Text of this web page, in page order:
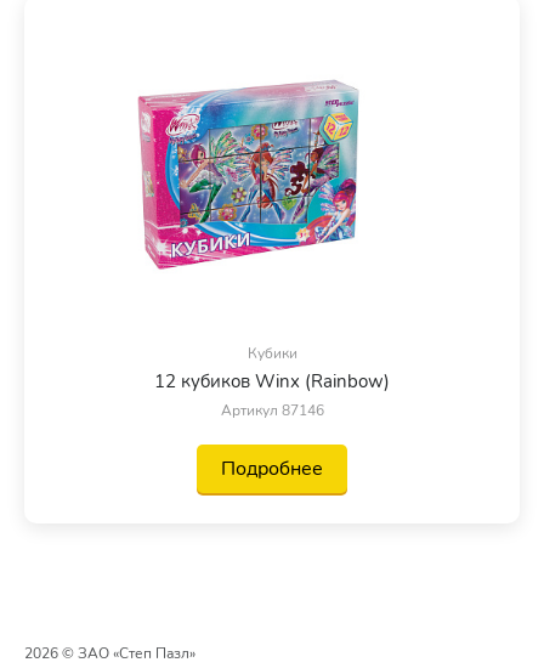
Кубики
12 кубиков Winx (Rainbow)
Артикул 87146
Подробнее
2026 © ЗАО «Степ Пазл»